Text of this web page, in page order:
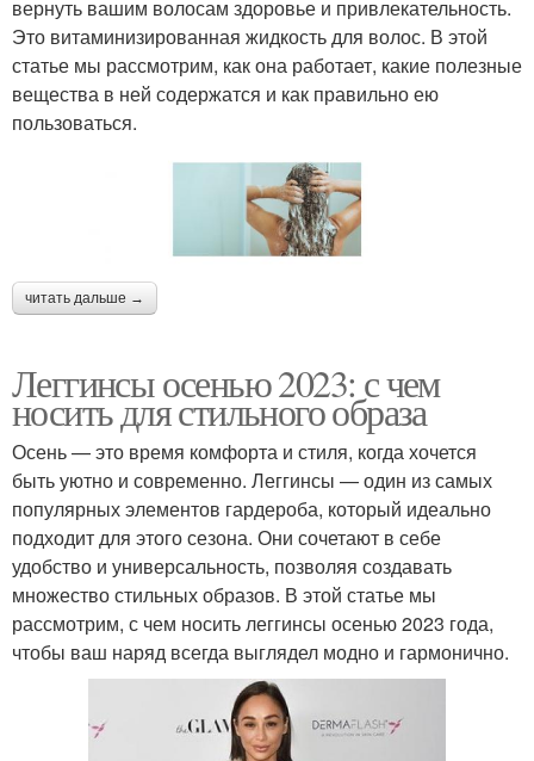
вернуть вашим волосам здоровье и привлекательность.
Это витаминизированная жидкость для волос. В этой
статье мы рассмотрим, как она работает, какие полезные
вещества в ней содержатся и как правильно ею
пользоваться.
читать дальше →
Леггинсы осенью 2023: с чем
носить для стильного образа
Осень — это время комфорта и стиля, когда хочется
быть уютно и современно. Леггинсы — один из самых
популярных элементов гардероба, который идеально
подходит для этого сезона. Они сочетают в себе
удобство и универсальность, позволяя создавать
множество стильных образов. В этой статье мы
рассмотрим, с чем носить леггинсы осенью 2023 года,
чтобы ваш наряд всегда выглядел модно и гармонично.